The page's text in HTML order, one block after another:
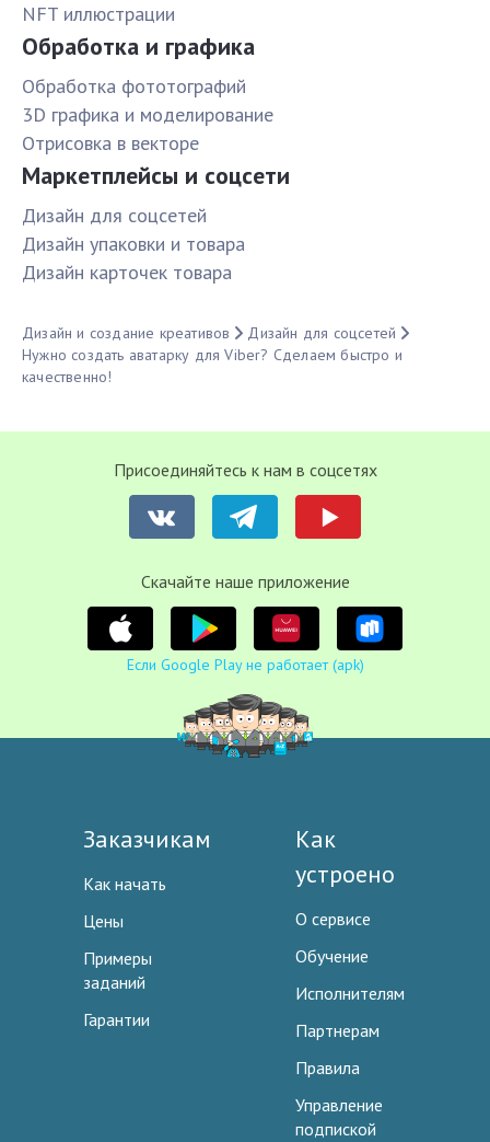
NFT иллюстрации
Обработка и графика
Обработка фототографий
3D графика и моделирование
Отрисовка в векторе
Маркетплейсы и соцсети
Дизайн для соцсетей
Дизайн упаковки и товара
Дизайн карточек товара
Дизайн и создание креативов
Дизайн для соцсетей
Нужно создать аватарку для Viber? Сделаем быстро и
качественно!
Присоединяйтесь к нам в соцсетях
Cкачайте наше приложение
Если Google Play не работает (apk)
Заказчикам
Как начать
Цены
Примеры
заданий
Гарантии
Как
устроено
О сервисе
Обучение
Исполнителям
Партнерам
Правила
Управление
подпиской